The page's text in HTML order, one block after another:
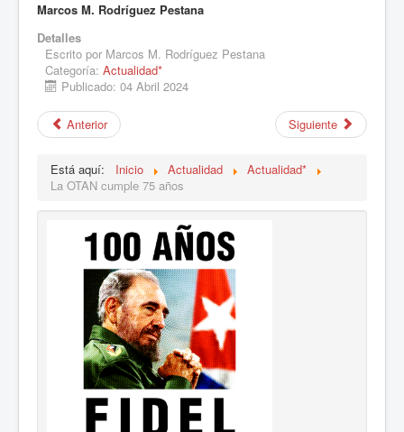
Marcos M. Rodríguez Pestana
Detalles
Escrito por Marcos M. Rodríguez Pestana
Categoría: Actualidad*
Publicado: 04 Abril 2024
Anterior Siguiente
Está aquí: Inicio Actualidad
Actualidad*
La OTAN cumple 75 años